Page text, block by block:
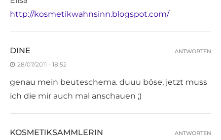
http://kosmetikwahnsinn.blogspot.com/
DINE
28/07/2011 - 18:52
genau mein beuteschema. duuu böse, jetzt muss
ich die mir auch mal anschauen ;)
ANTWORTEN
KOSMETIKSAMMLERIN ANTWORTEN